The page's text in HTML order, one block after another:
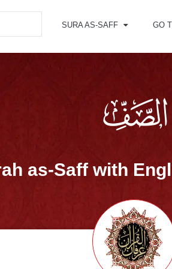
SURA AS-SAFF GO
as-Saff with